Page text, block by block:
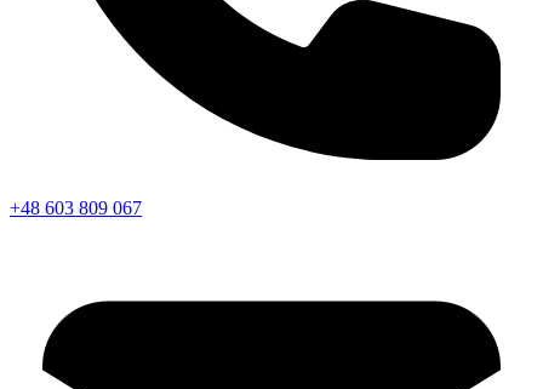
+48 603 809 067